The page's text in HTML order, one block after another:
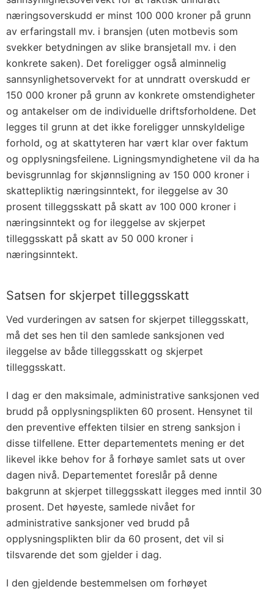
næringsoverskudd er minst 100 000 kroner på grunn
av erfaringstall mv. i bransjen (uten motbevis som
svekker betydningen av slike bransjetall mv. i den
konkrete saken). Det foreligger også alminnelig
sannsynlighetsovervekt for at unndratt overskudd er
150 000 kroner på grunn av konkrete omstendigheter
og antakelser om de individuelle driftsforholdene. Det
legges til grunn at det ikke foreligger unnskyldelige
forhold, og at skattyteren har vært klar over faktum
og opplysningsfeilene. Ligningsmyndighetene vil da ha
bevisgrunnlag for skjønnsligning av 150 000 kroner i
skattepliktig næringsinntekt, for ileggelse av 30
prosent tilleggsskatt på skatt av 100 000 kroner i
næringsinntekt og for ileggelse av skjerpet
tilleggsskatt på skatt av 50 000 kroner i
næringsinntekt.
Satsen for skjerpet tilleggsskatt
Ved vurderingen av satsen for skjerpet tilleggsskatt,
må det ses hen til den samlede sanksjonen ved
ileggelse av både tilleggsskatt og skjerpet
tilleggsskatt.
I dag er den maksimale, administrative sanksjonen ved
brudd på opplysningsplikten 60 prosent. Hensynet til
den preventive effekten tilsier en streng sanksjon i
disse tilfellene. Etter departementets mening er det
likevel ikke behov for å forhøye samlet sats ut over
dagen nivå. Departementet foreslår på denne
bakgrunn at skjerpet tilleggsskatt ilegges med inntil 30
prosent. Det høyeste, samlede nivået for
administrative sanksjoner ved brudd på
opplysningsplikten blir da 60 prosent, det vil si
tilsvarende det som gjelder i dag.
I den gjeldende bestemmelsen om forhøyet